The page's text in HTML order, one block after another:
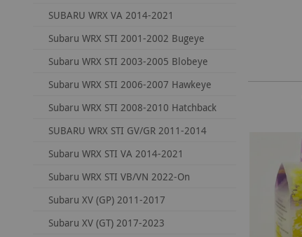
SUBARU WRX VA 2014-2021
Subaru WRX STI 2001-2002 Bugeye
Subaru WRX STI 2003-2005 Blobeye
Subaru WRX STI 2006-2007 Hawkeye
Subaru WRX STI 2008-2010 Hatchback
SUBARU WRX STI GV/GR 2011-2014
Subaru WRX STI VA 2014-2021
Subaru WRX STI VB/VN 2022-On
Subaru XV (GP) 2011-2017
Subaru XV (GT) 2017-2023